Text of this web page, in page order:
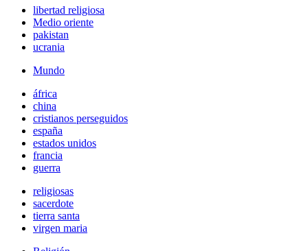
libertad religiosa
Medio oriente
pakistan
ucrania
Mundo
áfrica
china
cristianos perseguidos
españa
estados unidos
francia
guerra
religiosas
sacerdote
tierra santa
virgen maria